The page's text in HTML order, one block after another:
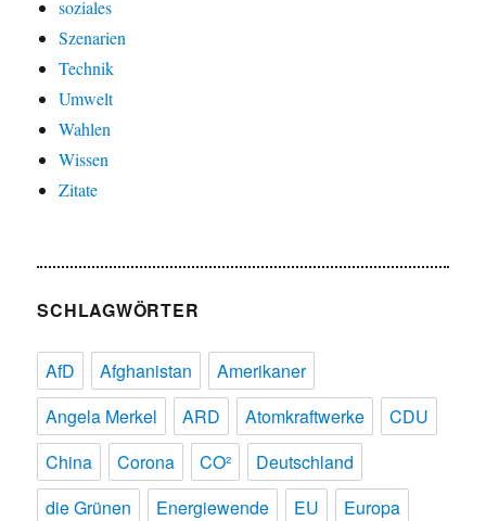
soziales
Szenarien
Technik
Umwelt
Wahlen
Wissen
Zitate
SCHLAGWÖRTER
AfD Afghanistan
Amerikaner
Angela Merkel
ARD Atomkraftwerke
CDU
China
Corona CO²
Deutschland
die Grünen
Energiewende EU
Europa